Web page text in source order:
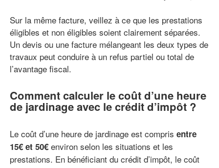
Sur la même facture, veillez à ce que les prestations
éligibles et non éligibles soient clairement séparées.
Un devis ou une facture mélangeant les deux types de
travaux peut conduire à un refus partiel ou total de
l’avantage fiscal.
Comment calculer le coût d’une heure
de jardinage avec le crédit d’impôt ?
Le coût d’une heure de jardinage est compris entre
15€ et 50€ environ selon les situations et les
prestations. En bénéficiant du crédit d’impôt, le coût